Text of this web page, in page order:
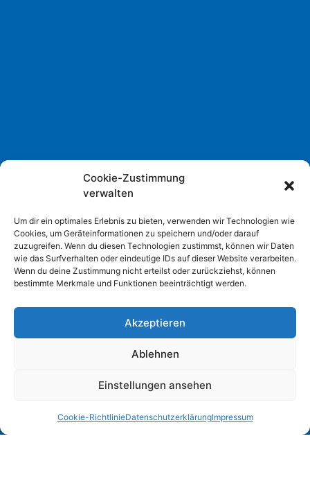
Cookie-Zustimmung
verwalten
Um dir ein optimales Erlebnis zu bieten, verwenden wir Technologien wie
Cookies, um Geräteinformationen zu speichern und/oder darauf
zuzugreifen. Wenn du diesen Technologien zustimmst, können wir Daten
wie das Surfverhalten oder eindeutige IDs auf dieser Website verarbeiten.
Wenn du deine Zustimmung nicht erteilst oder zurückziehst, können
bestimmte Merkmale und Funktionen beeinträchtigt werden.
Akzeptieren
Ablehnen
Einstellungen ansehen
Cookie-RichtlinieDatenschutzerklärungImpressum
Unsere
Sportstätten